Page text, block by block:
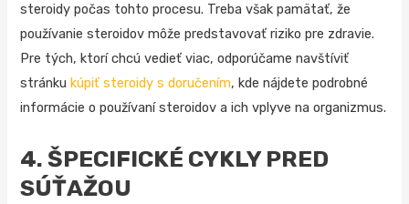
steroidy počas tohto procesu. Treba však pamätať, že
používanie steroidov môže predstavovať riziko pre zdravie.
Pre tých, ktorí chcú vedieť viac, odporúčame navštíviť
stránkukúpiť steroidy s doručením, kde nájdete podrobné
informácie o používaní steroidov a ich vplyve na organizmus.
4. ŠPECIFICKÉ CYKLY PRED
SÚŤAŽOU